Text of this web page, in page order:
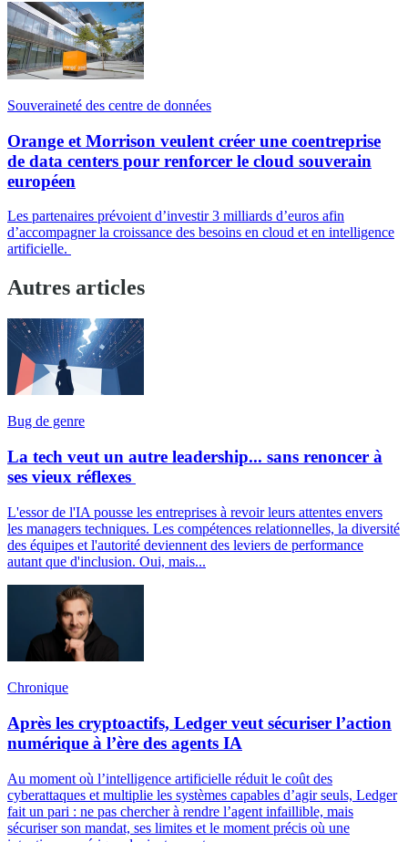
Souveraineté des centre de données
Orange et Morrison veulent créer une coentreprise
de data centers pour renforcer le cloud souverain
européen
Les partenaires prévoient d’investir 3 milliards d’euros afin
d’accompagner la croissance des besoins en cloud et en intelligence
artificielle.
Autres articles
Bug de genre
La tech veut un autre leadership... sans renoncer à
ses vieux réflexes
L'essor de l'IA pousse les entreprises à revoir leurs attentes envers
les managers techniques. Les compétences relationnelles, la diversité
des équipes et l'autorité deviennent des leviers de performance
autant que d'inclusion. Oui, mais...
Chronique
Après les cryptoactifs, Ledger veut sécuriser l’action
numérique à l’ère des agents IA
Au moment où l’intelligence artificielle réduit le coût des
cyberattaques et multiplie les systèmes capables d’agir seuls, Ledger
fait un pari : ne pas chercher à rendre l’agent infaillible, mais
sécuriser son mandat, ses limites et le moment précis où une